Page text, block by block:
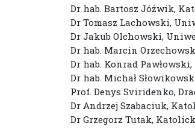
Dr hab. Bartosz Jóźwik,
Dr Tomasz Lachowski,
Dr Jakub Olchowski,
Dr hab. Marcin
Dr hab. Konrad
Dr hab. Michał
Prof. Denys Sviridenko,
Dr Andrzej Szabaciuk,
Dr Grzegorz Tutak,